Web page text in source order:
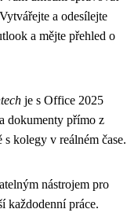
a odesílejte
a mějte přehled o
je s Office 2025
dokumenty přímo z
s kolegy v reálném čase.
nástrojem pro
každodenní práce.